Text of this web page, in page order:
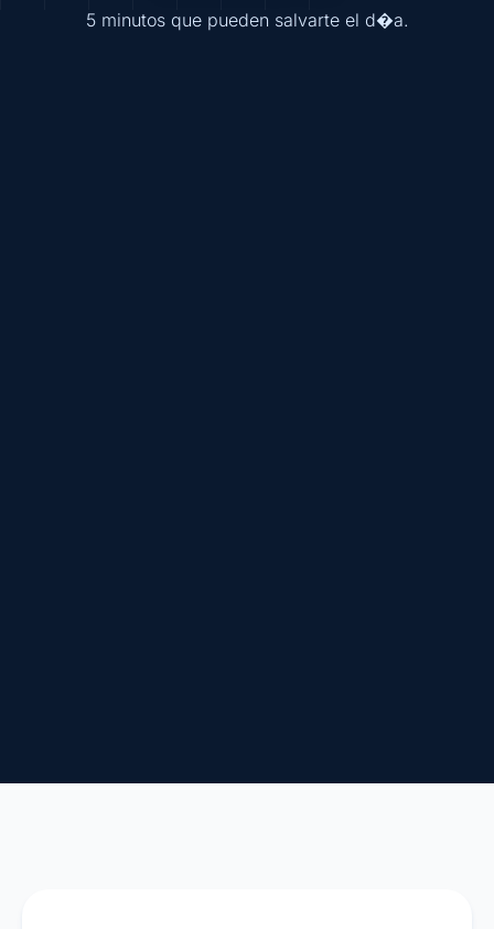
5 minutos que pueden salvarte el d�a.